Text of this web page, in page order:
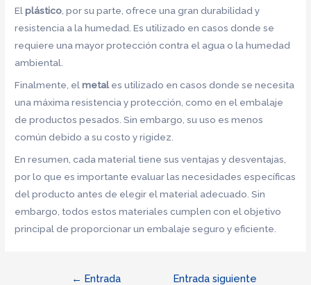
Elplástico , por su parte, ofrece una gran durabilidad y
resistencia a la humedad. Es utilizado en casos donde se
requiere una mayor protección contra el agua o la humedad
ambiental.
Finalmente, elmetal es utilizado en casos donde se necesita
una máxima resistencia y protección, como en el embalaje
de productos pesados. Sin embargo, su uso es menos
común debido a su costo y rigidez.
En resumen, cada material tiene sus ventajas y desventajas,
por lo que es importante evaluar las necesidades específicas
del producto antes de elegir el material adecuado. Sin
embargo, todos estos materiales cumplen con el objetivo
principal de proporcionar un embalaje seguro y eficiente.
Navegación
← Entrada
Entrada siguiente